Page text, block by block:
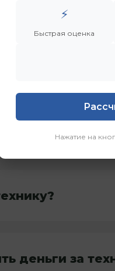
выкупа?
деньги за
⚡
Быстрая оценка
Нажатие на